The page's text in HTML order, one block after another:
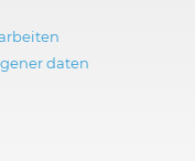
daten